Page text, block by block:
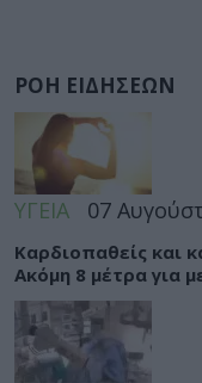
ΡΟΗ ΕΙΔΗΣΕΩΝ
ΥΓΕΙΑ 07
Καρδιοπαθείς και
Ακόμη 8 μέτρα για